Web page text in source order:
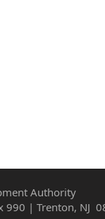
Authority
990 | Trenton, NJ